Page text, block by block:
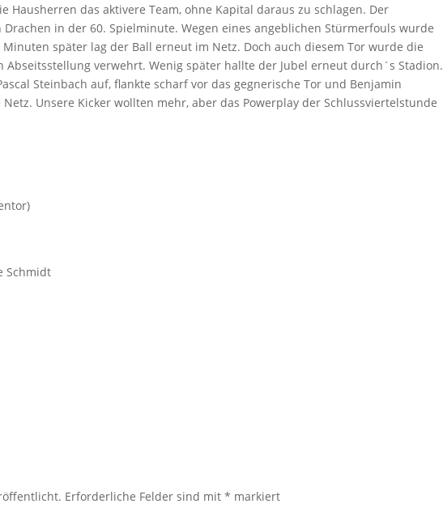
Hausherren das aktivere Team, ohne Kapital daraus zu schlagen. Der
in der 60. Spielminute. Wegen eines angeblichen Stürmerfouls wurde
später lag der Ball erneut im Netz. Doch auch diesem Tor wurde die
verwehrt. Wenig später hallte der Jubel erneut durch´s Stadion.
Steinbach auf, flankte scharf vor das gegnerische Tor und Benjamin
Unsere Kicker wollten mehr, aber das Powerplay der Schlussviertelstunde
Schmidt
Erforderliche Felder sind mit * markiert